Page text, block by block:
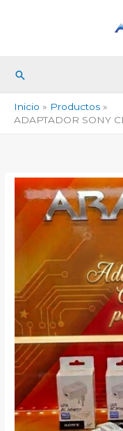
Buscar
Inicio
Productos
ADAPTADOR SONY